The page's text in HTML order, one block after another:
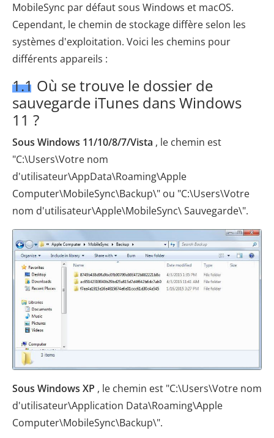
MobileSync par défaut sous Windows et macOS.
Cependant, le chemin de stockage diffère selon les
systèmes d'exploitation. Voici les chemins pour
différents appareils :
1.1 Où se trouve le dossier de
sauvegarde iTunes dans Windows
11 ?
Sous Windows 11/10/8/7/Vista , le chemin est
"C:\Users\Votre nom
d'utilisateur\AppData\Roaming\Apple
Computer\MobileSync\Backup\" ou "C:\Users\Votre
nom d'utilisateur\Apple\MobileSync\ Sauvegarde\".
Sous Windows XP , le chemin est "C:\Users\Votre nom
d'utilisateur\Application Data\Roaming\Apple
Computer\MobileSync\Backup\".